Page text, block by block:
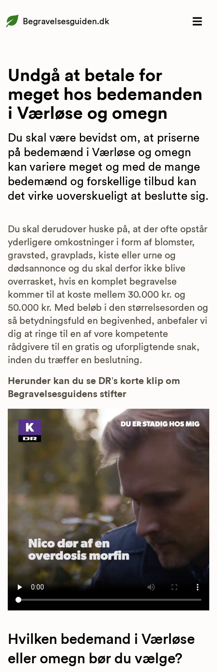
Begravelsesguiden.dk
Undgå at betale for
meget hos bedemanden
i Værløse og omegn
Du skal være bevidst om, at priserne
på bedemænd i Værløse og omegn
kan variere meget og med de mange
bedemænd og forskellige tilbud kan
det virke uoverskueligt at beslutte sig.
Du skal derudover huske på, at der ofte opstår
yderligere omkostninger i form af blomster,
gravsted, gravplads, kiste eller urne og
dødsannonce og du skal derfor ikke blive
overrasket, hvis en komplet begravelse
kommer til at koste mellem 30.000 kr. og
50.000 kr. Med beløb i den størrelsesorden og
så betydningsfuld en begivenhed, anbefaler vi
dig at ringe til en af vore kompetente
rådgivere til en gratis og uforpligtende snak,
inden du træffer en beslutning.
Herunder kan du se DR’s korte klip om
Begravelsesguidens stifter
Hvilken bedemand i Værløse
eller omegn bør du vælge?